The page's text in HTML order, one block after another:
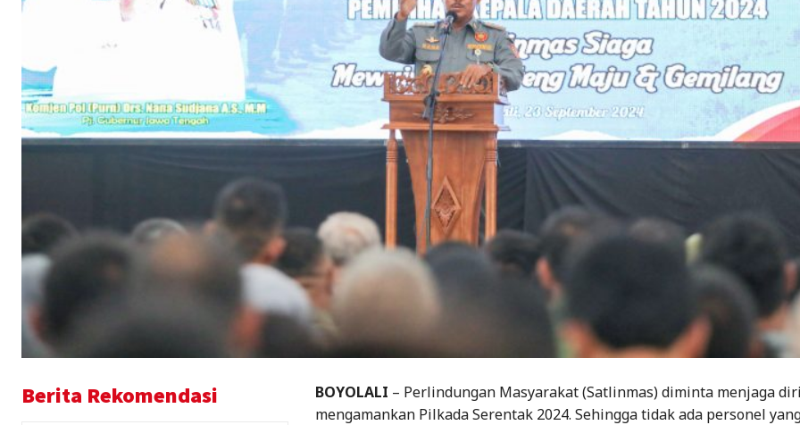
Berita Rekomendasi BOYOLALI – Perlindungan Masyarakat (Satlinmas) diminta menjaga
mengamankan Pilkada Serentak 2024. Sehingga tidak ada personel